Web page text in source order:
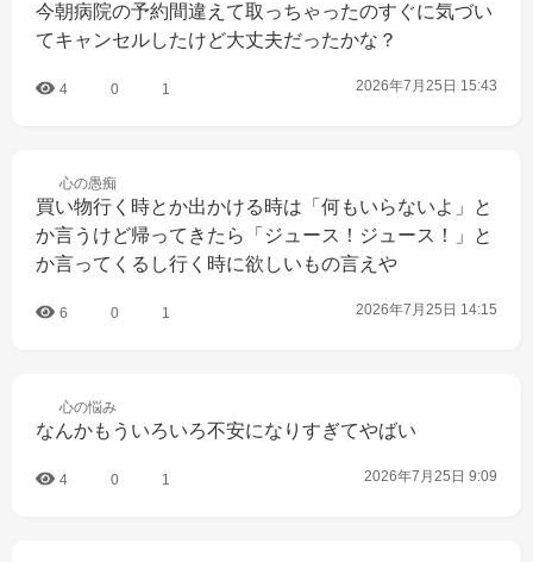
今朝病院の予約間違えて取っちゃったのすぐに気づい
てキャンセルしたけど大丈夫だったかな？
4 0 1 2026年7月25日 15:43
心の愚痴
買い物行く時とか出かける時は「何もいらないよ」と
か言うけど帰ってきたら「ジュース！ジュース！」と
か言ってくるし行く時に欲しいもの言えや
6 0 1 2026年7月25日 14:15
心の悩み
なんかもういろいろ不安になりすぎてやばい
4 0 1 2026年7月25日 9:09